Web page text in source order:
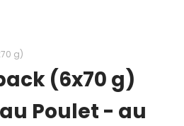
g)
(6x70 g)
Poulet - au